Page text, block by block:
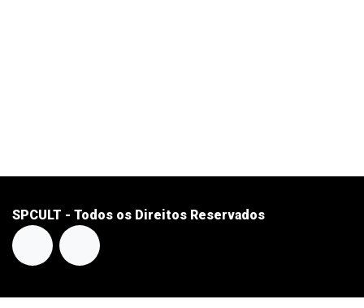
SPCULT - Todos os Direitos Reservados